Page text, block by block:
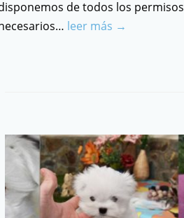
de todos los permisos
leer más →